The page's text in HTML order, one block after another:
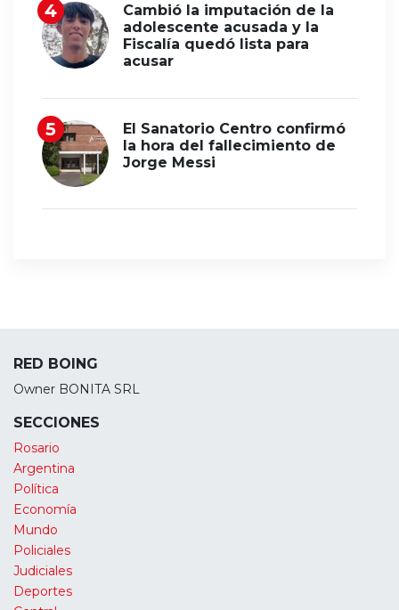
Cambió la imputación de la
adolescente acusada y la
Fiscalía quedó lista para
acusar
El Sanatorio Centro confirmó
la hora del fallecimiento de
Jorge Messi
RED BOING
Owner BONITA SRL
SECCIONES
Rosario
Argentina
Política
Economía
Mundo
Policiales
Judiciales
Deportes